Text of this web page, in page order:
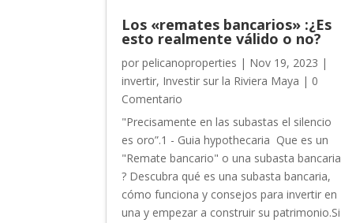
Los «remates bancarios» :¿Es
esto realmente válido o no?
porpelicanoproperties | Nov 19, 2023 |
invertir, Investir sur la Riviera Maya | 0
Comentario
"Precisamente en las subastas el silencio
es oro”.1 - Guia hypothecaria Que es un
"Remate bancario" o una subasta bancaria
? Descubra qué es una subasta bancaria,
cómo funciona y consejos para invertir en
una y empezar a construir su patrimonio.Si